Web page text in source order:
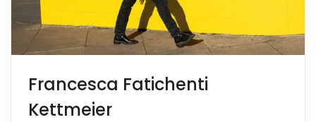
Francesca Fatichenti
Kettmeier